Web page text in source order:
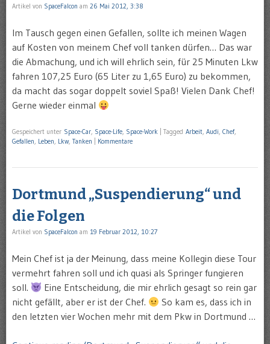
Artikel von SpaceFalcon am 26 Mai 2012, 3:38
Im Tausch gegen einen Gefallen, sollte ich meinen Wagen
auf Kosten von meinem Chef voll tanken dürfen… Das war
die Abmachung, und ich will ehrlich sein, für 25 Minuten Lkw
fahren 107,25 Euro (65 Liter zu 1,65 Euro) zu bekommen,
da macht das sogar doppelt soviel Spaß! Vielen Dank Chef!
Gerne wieder einmal
Gespeichert unter Space-Car, Space-Life, Space-Work Tagged Arbeit, Audi, Chef,
Gefallen, Leben, Lkw, Tanken Kommentare
Dortmund „Suspendierung“ und
die Folgen
Artikel von SpaceFalcon am 19 Februar 2012, 10:27
Mein Chef ist ja der Meinung, dass meine Kollegin diese Tour
vermehrt fahren soll und ich quasi als Springer fungieren
soll.
Eine Entscheidung, die mir ehrlich gesagt so rein gar
nicht gefällt, aber er ist der Chef.
So kam es, dass ich in
den letzten vier Wochen mehr mit dem Pkw in Dortmund …